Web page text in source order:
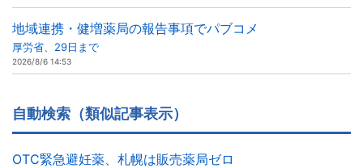
地域連携・健増薬局の報告事項でパブコメ
厚労省、29日まで
2026/8/6 14:53
自動検索（類似記事表示）
OTC緊急避妊薬、札幌は販売薬局ゼロ